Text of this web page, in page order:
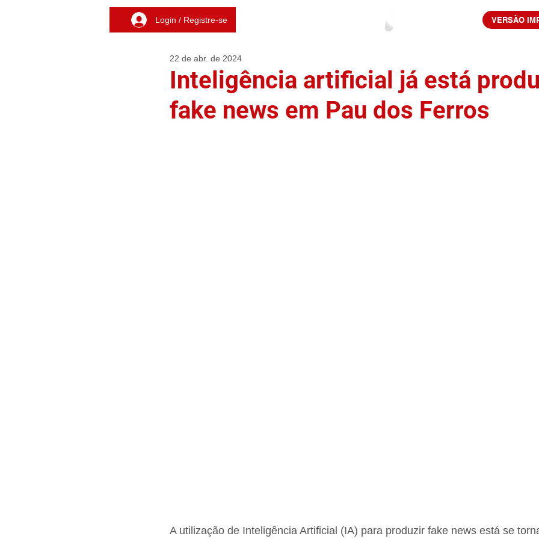
Login / Registre-se VERSÃO
Inteligência artificial já está
fake news em Pau dos Ferros
22 de abr. de 2024
A utilização de Inteligência Artificial (IA) para produzir fake news está se